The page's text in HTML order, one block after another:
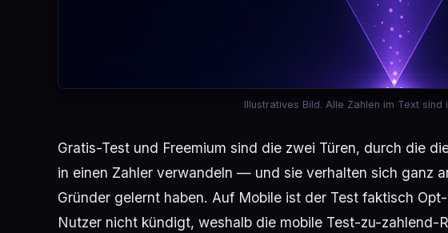
Illustratives Bild. Alle Zahlen im Text
Gratis-Test und Freemium sind die zwei Türen, durch die
in einen Zahler verwandeln — und sie verhalten sich ganz
Gründer gelernt haben. Auf Mobile ist der Test faktisch
Nutzer nicht kündigt, weshalb die mobile Test-zu-